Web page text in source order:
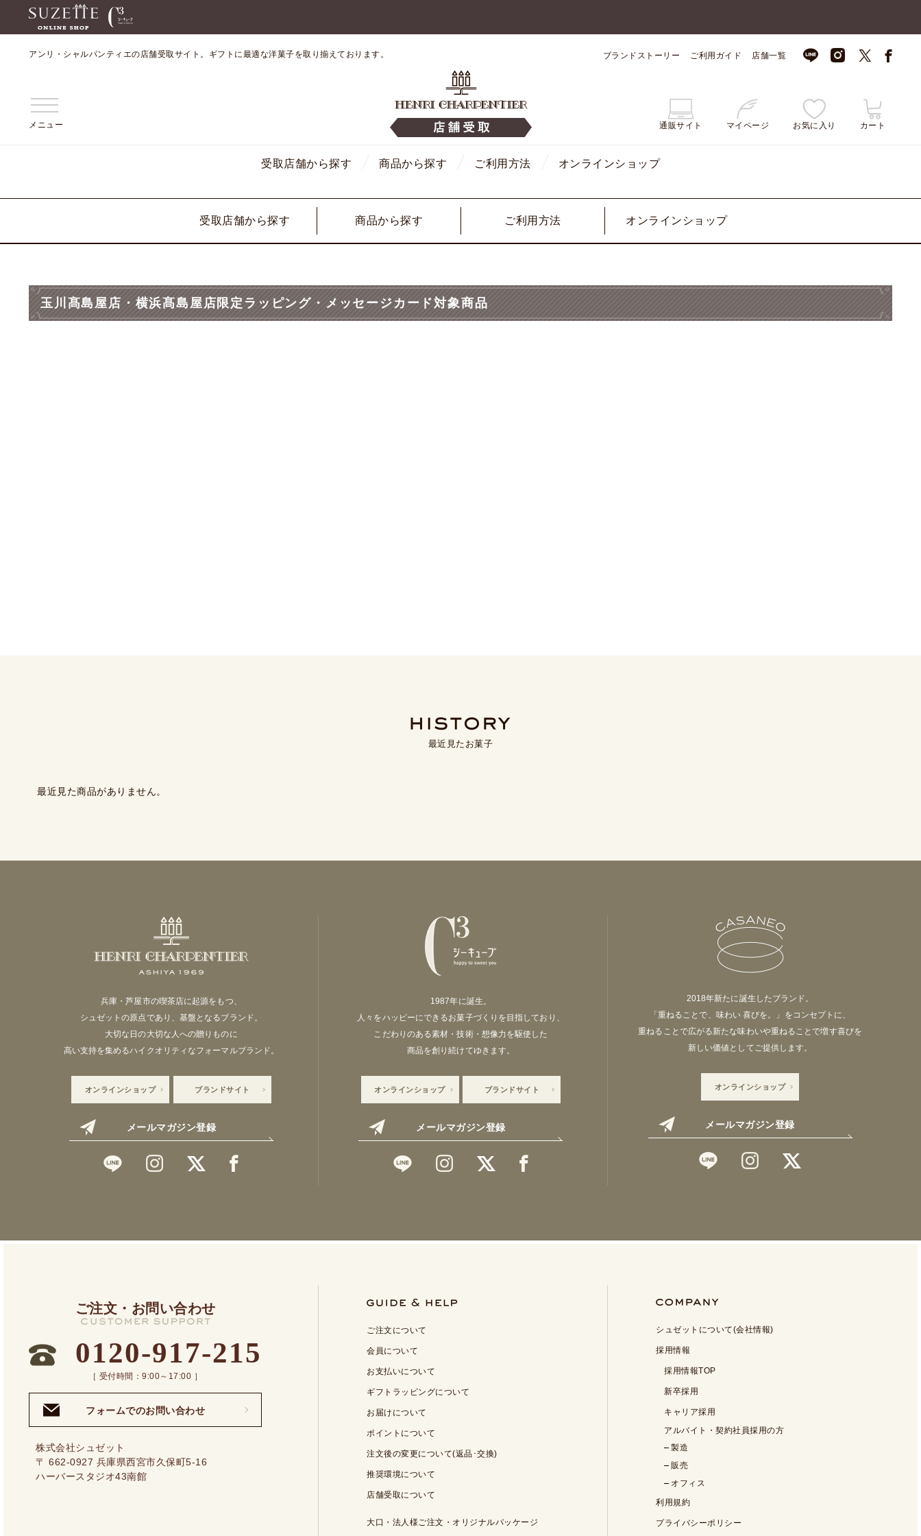
アンリ・シャルパンティエの店舗受取サイト。ギフトに最適な洋菓子を取り揃えております。 ブランドストーリー ご利用ガイド 店舗一覧
メニュー 通販サイト マイページ お気に入り カート
受取店舗から探す 商品から探す ご利用方法 オンラインショップ
受取店舗から探す 商品から探す ご利用方法 オンラインショップ
玉川髙島屋店・横浜髙島屋店限定ラッピング・メッセージカード対象商品
最近見たお菓子
最近見た商品がありません。
兵庫・芦屋市の喫茶店に起源をもつ、
シュゼットの原点であり、基盤となるブランド。
大切な日の大切な人への贈りものに
高い支持を集めるハイクオリティなフォーマルブランド。
オンラインショップ ブランドサイト
メールマガジン登録
1987年に誕生。
人々をハッピーにできるお菓子づくりを目指しており、
こだわりのある素材・技術・想像力を駆使した
商品を創り続けてゆきます。
オンラインショップ ブランドサイト
メールマガジン登録
2018年新たに誕生したブランド。
「重ねることで、味わい 喜びを。」をコンセプトに、
重ねることで広がる新たな味わいや重ねることで増す喜びを
新しい価値としてご提供します。
オンラインショップ
メールマガジン登録
ご注文・お問い合わせ
0120-917-215
［ 受付時間：9:00～17:00 ］
フォームでのお問い合わせ
株式会社シュゼット
〒 662-0927 兵庫県西宮市久保町5-16
ハーバースタジオ43南館
ご注文について
会員について
お支払いについて
ギフトラッピングについて
お届けについて
ポイントについて
注文後の変更について(返品･交換)
推奨環境について
店舗受取について
大口・法人様ご注文・オリジナルパッケージ
シュゼットについて(会社情報)
採用情報
採用情報TOP
新卒採用
キャリア採用
アルバイト・契約社員採用の方
製造
販売
オフィス
利用規約
プライバシーポリシー